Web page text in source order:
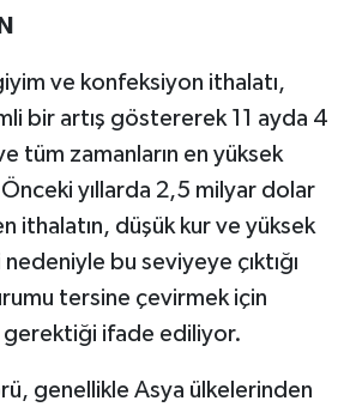
ve konfeksiyon ithalatı,
bir artış göstererek 11 ayda 4
tüm zamanların en yüksek
yıllarda 2,5 milyar dolar
ithalatın, düşük kur ve yüksek
bu seviyeye çıktığı
tersine çevirmek için
gerektiği ifade ediliyor.
genellikle Asya ülkelerinden